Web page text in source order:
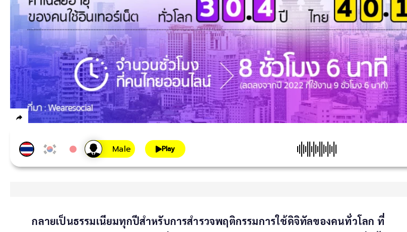
Play
กลายเป็นธรรมเนียมทุกปีสำหรับการสำรวจพฤติกรรมการใช้ดิจิทัลของคนทั่วโลก ที่